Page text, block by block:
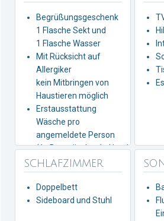
Begrüßungsgeschenk
1 Flasche Sektund
1 Flasche Wasser
Mit Rücksicht auf
Allergiker
kein Mitbringen von
Haustieren möglich
Erstausstattung
Wäsche pro
angemeldete Person
(1x Bettwäsche,1x Handtücher)
SCHLAFZIMMER
Doppelbett
Sideboard und Stuhl